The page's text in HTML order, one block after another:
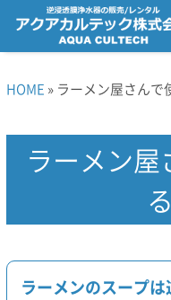
HOME » ラーメン屋さん
ラーメン
ラーメンのスープ